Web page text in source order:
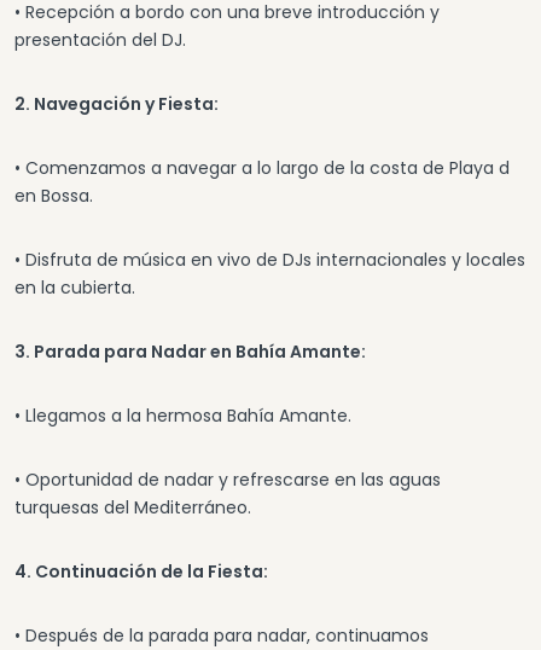
• Recepción a bordo con una breve introducción y
presentación del DJ.
2. Navegación y Fiesta:
• Comenzamos a navegar a lo largo de la costa de Playa d
en Bossa.
• Disfruta de música en vivo de DJs internacionales y locales
en la cubierta.
3. Parada para Nadar en Bahía Amante:
• Llegamos a la hermosa Bahía Amante.
• Oportunidad de nadar y refrescarse en las aguas
turquesas del Mediterráneo.
4. Continuación de la Fiesta:
• Después de la parada para nadar, continuamos